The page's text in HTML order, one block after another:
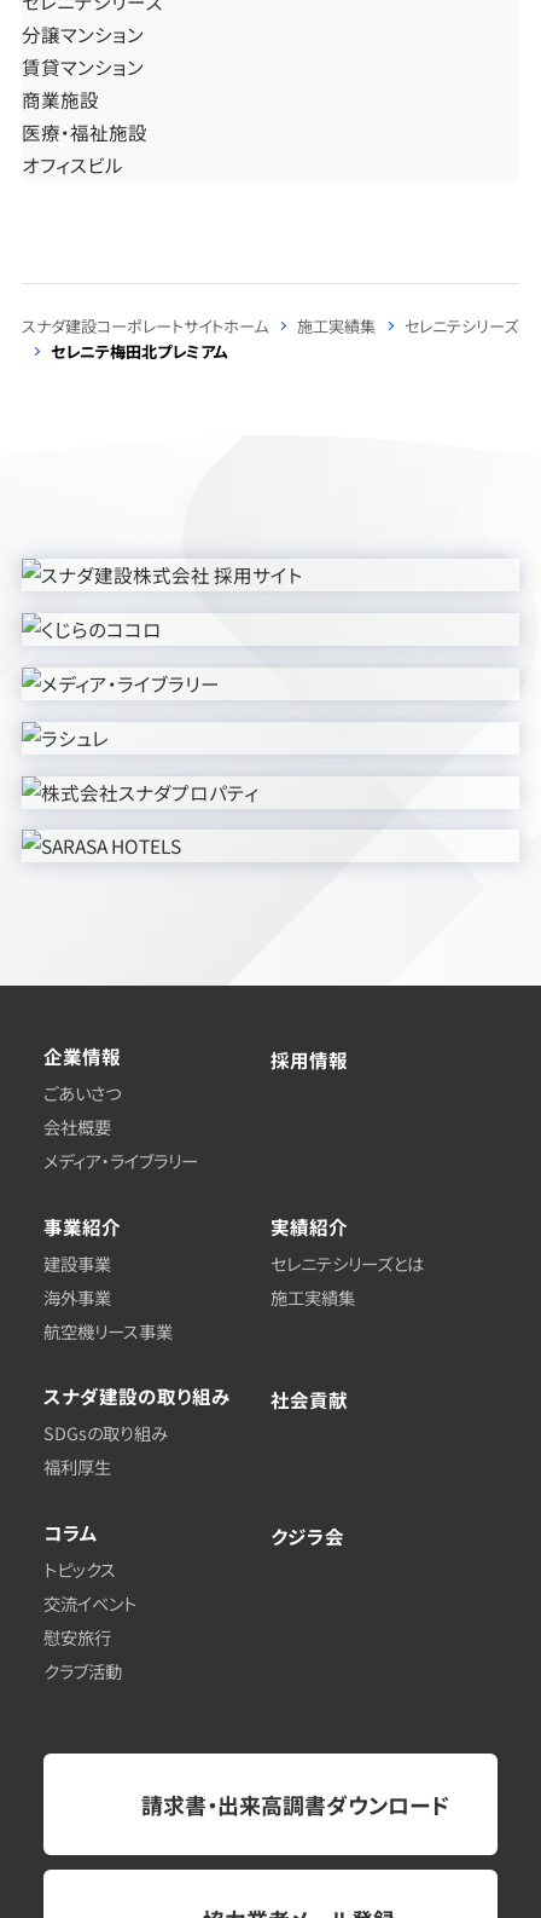
分譲マンション
賃貸マンション
商業施設
医療・福祉施設
オフィスビル
スナダ建設コーポレートサイトホーム 施工実績集
セレニテシリーズ
セレニテ梅田北プレミアム
企業情報
ごあいさつ
会社概要
メディア・ライブラリー
採用情報
事業紹介
建設事業
海外事業
航空機リース事業
実績紹介
セレニテシリーズとは
施工実績集
スナダ建設の取り組み
SDGsの取り組み
福利厚生
社会貢献
コラム
トピックス
交流イベント
慰安旅行
クラブ活動
クジラ会
請求書・出来高調書ダウンロード